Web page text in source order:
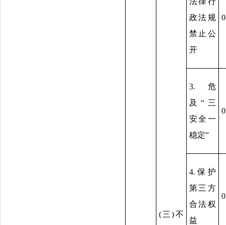
(三)不
政法规
禁止公
开
0
3.危
及“三
安全一
稳定”
0
4.保护
第三方
合法权
益
0